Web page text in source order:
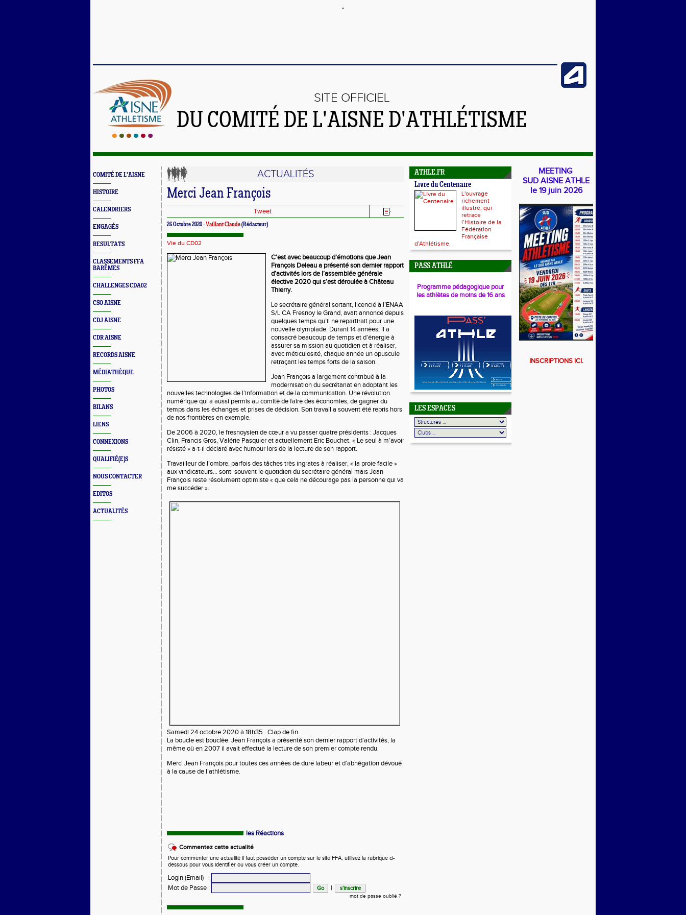
SITE OFFICIEL
DU COMITÉ DE L'AISNE D'ATHLÉTISME
COMITÉ DE L'AISNE
HISTOIRE
CALENDRIERS
ENGAGÉS
RESULTATS
CLASSEMENTS FFA
BARÊMES
CHALLENGES CDA02
CSO AISNE
CDJ AISNE
CDR AISNE
RECORDS AISNE
MÉDIATHÈQUE
PHOTOS
BILANS
LIENS
CONNEXIONS
QUALIFIÉ(E)S
NOUS CONTACTER
EDITOS
ACTUALITÉS
ACTUALITÉS
Merci Jean François
Tweet
26 Octobre 2020 - Vaillant Claude(Rédacteur)
Vie du CD02
C’est avec beaucoup d’émotions que Jean
François Deleau a présenté son dernier rapport
d’activités lors de l’assemblée générale
élective 2020 qui s’est déroulée à Château
Thierry.
Le secrétaire général sortant, licencié à l’ENAA
S/L CA Fresnoy le Grand, avait annoncé depuis
quelques temps qu’il ne repartirait pour une
nouvelle olympiade. Durant 14 années, il a
consacré beaucoup de temps et d’énergie à
assurer sa mission au quotidien et à réaliser,
avec méticulosité, chaque année un opuscule
retraçant les temps forts de la saison.
Jean François a largement contribué à la
modernisation du secrétariat en adoptant les
nouvelles technologies de l’information et de la communication. Une révolution
numérique qui a aussi permis au comité de faire des économies, de gagner du
temps dans les échanges et prises de décision. Son travail a souvent été repris hors
de nos frontières en exemple.
De 2006 à 2020, le fresnoysien de cœur a vu passer quatre présidents : Jacques
Clin, Francis Gros, Valérie Pasquier et actuellement Eric Bouchet. « Le seul à m’avoir
résisté » a-t-il déclaré avec humour lors de la lecture de son rapport.
Travailleur de l’ombre, parfois des tâches très ingrates à réaliser, « la proie facile »
aux vindicateurs… sont souvent le quotidien du secrétaire général mais Jean
François reste résolument optimiste « que cela ne décourage pas la personne qui va
me succéder ».
Samedi 24 octobre 2020 à 18h35 : Clap de fin.
La boucle est bouclée. Jean François a présenté son dernier rapport d’activités, la
même où en 2007 il avait effectué la lecture de son premier compte rendu.
Merci Jean François pour toutes ces années de dure labeur et d’abnégation dévoué
à la cause de l’athlétisme.
les Réactions
Commentez cette actualité
Pour commenter une actualité il faut posséder un compte sur le site FFA, utilisez la rubrique ci-
dessous pour vous identifier ou vous créer un compte.
Login (Email)
:
Mot de Passe : |
mot de passe oublié ?
ATHLE.FR
Livre du Centenaire
L'ouvrage
richement
illustré, qui
retrace
l’Histoire de la
Fédération
Française
d'Athlétisme.
PASS ATHLÉ
Programme pédagogique pour
les athlètes de moins de 16 ans
LES ESPACES
MEETING
SUD AISNE ATHLE
le 19 juin 2026
INSCRIPTIONS ICI.